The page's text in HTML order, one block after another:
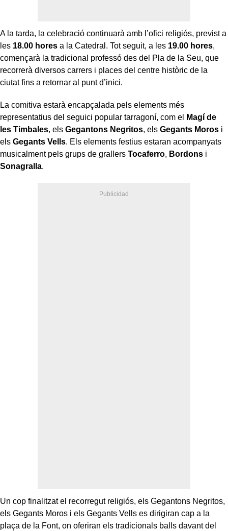
A la tarda, la celebració continuarà amb l’ofici religiós, previst a
les 18.00 hores a la Catedral. Tot seguit, a les 19.00 hores,
començarà la tradicional professó des del Pla de la Seu, que
recorrerà diversos carrers i places del centre històric de la
ciutat fins a retornar al punt d’inici.
La comitiva estarà encapçalada pels elements més
representatius del seguici popular tarragoní, com el
Magí de
les Timbales, els Gegantons Negritos, els Gegants Moros i
els Gegants Vells. Els elements festius estaran acompanyats
musicalment pels grups de grallers Tocaferro, Bordons i
Sonagralla.
Un cop finalitzat el recorregut religiós, els Gegantons Negritos,
els Gegants Moros i els Gegants Vells es dirigiran cap a la
plaça de la Font, on oferiran els tradicionals balls davant del